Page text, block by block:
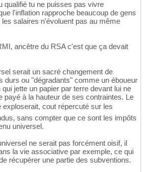
qualifié tu ne puisses pas vivre
l'inflation rapproche beaucoup de gens
salaires n'évoluent pas au même
ancêtre du RSA c'est que ça devait
serait un sacré changement de
durs ou "dégradants" comme un éboueur
jette un papier par terre devant lui ne
payé à la hauteur de ses contraintes. Le
exploserait, cout répercuté sur les
sans compter que ce sont les impôts
universel.
ne serait pas forcément oisif, il
la vie associative par exemple, ce qui
récupérer une partie des subventions.